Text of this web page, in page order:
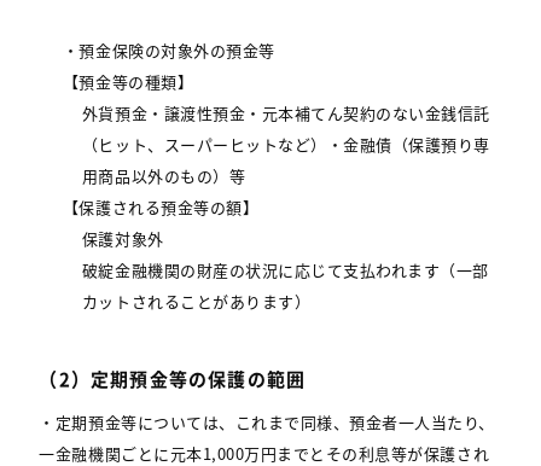
・預金保険の対象外の預金等
【預金等の種類】
外貨預金・譲渡性預金・元本補てん契約のない金銭信託
（ヒット、スーパーヒットなど）・金融債（保護預り専
用商品以外のもの）等
【保護される預金等の額】
保護対象外
破綻金融機関の財産の状況に応じて支払われます（一部
カットされることがあります）
（2）定期預金等の保護の範囲
・定期預金等については、これまで同様、預金者一人当たり、
一金融機関ごとに元本1,000万円までとその利息等が保護され